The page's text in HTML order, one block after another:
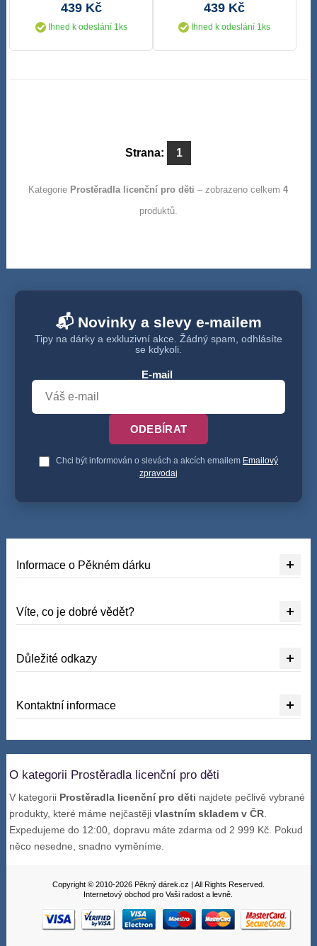
439 Kč
Ihned k odeslání 1ks
439 Kč
Ihned k odeslání 1ks
Strana: 1
Kategorie Prostěradla licenční pro děti – zobrazeno celkem4
produktů.
📬 Novinky a slevy e-mailem
Tipy na dárky a exkluzivní akce. Žádný spam, odhlásíte
se kdykoli.
E-mail
ODEBÍRAT
Chci být informován o slevách a akcích emailem Emailový
zpravodaj
Informace o Pěkném dárku
Víte, co je dobré vědět?
Důležité odkazy
Kontaktní informace
O kategorii Prostěradla licenční pro děti
V kategorii Prostěradla licenční pro děti najdete pečlivě vybrané
produkty, které máme nejčastějivlastním skladem v ČR
Expedujeme do 12:00, dopravu máte zdarma od 2 999 Kč. Pokud
něco nesedne, snadno vyměníme.
Copyright © 2010-2026 Pěkný dárek.cz | All Rights Reserved.
Internetový obchod pro Vaši radost a levně.